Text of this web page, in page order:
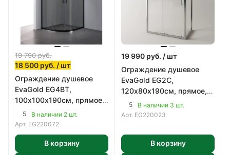
19 790руб.
18 500 руб. / шт
Ограждение душевое
EvaGold EG4BT,
100х100х190см, прямое,
профиль черный, стекло
тонированное 5мм.
5
В наличии 2 шт.
Арт. EG220072
В корзину
19 990 руб. / шт
Ограждение душевое
EvaGold EG2C,
120х80х190см, прямое,
профиль хром, стекло
прозрачное 5мм.
5
В наличии 3 шт.
Арт. EG220023
В корзину